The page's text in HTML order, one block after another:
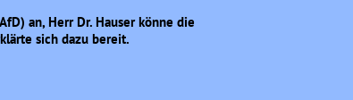
an, Herr Dr. Hauser könne die
sich dazu bereit.